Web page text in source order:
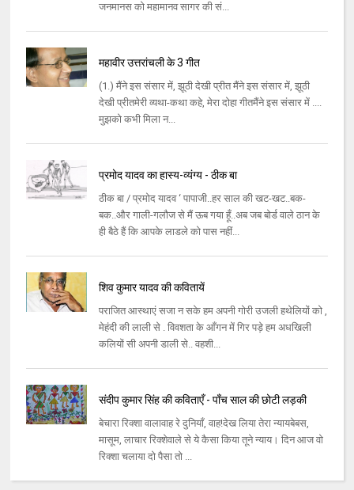
जनमानस को महामानव सागर की सं...
महावीर उत्तरांचली के 3 गीत
(1.) मैंने इस संसार में, झूठी देखी प्रीत मैंने इस संसार में, झूठी
देखी प्रीतमेरी व्यथा-कथा कहे, मेरा दोहा गीतमैंने इस संसार में ....
मुझको कभी मिला न...
प्रमोद यादव का हास्य-व्यंग्य - ठीक बा
ठीक बा / प्रमोद यादव ‘ पापाजी..हर साल की खट-खट..बक-
बक..और गाली-गलौज से मैं ऊब गया हूँ..अब जब बोर्ड वाले ठान के
ही बैठे हैं कि आपके लाडले को पास नहीं...
शिव कुमार यादव की कवितायें
पराजित आस्थाएं सजा न सके हम अपनी गोरी उजली हथेलियों को ,
मेहंदी की लाली से . विवशता के आँगन में गिर पड़े हम अधखिली
कलियों सी अपनी डाली से.. वहशी...
संदीप कुमार सिंह की कविताएँ - पाँच साल की छोटी लड़की
बेचारा रिक्शा वालावाह रे दुनियाँ, वाह!देख लिया तेरा न्यायबेबस,
मासूम, लाचार रिक्शेवाले से ये कैसा किया तूने न्याय। दिन आज वो
रिक्शा चलाया दो पैसा तो ...